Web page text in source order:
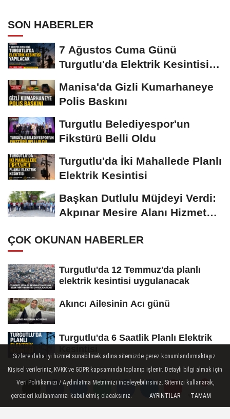
Yorumlar
Yorumlar
SON HABERLER
7 Ağustos Cuma Günü
Turgutlu'da Elektrik Kesintisi
Manisa'da Gizli Kumarhaneye
Polis Baskını
Turgutlu Belediyespor'un
Fikstürü Belli Oldu
Turgutlu'da İki Mahallede Planlı
Elektrik Kesintisi
Başkan Dutlulu Müjdeyi Verdi:
Akpınar Mesire Alanı Hizmete
ÇOK OKUNAN HABERLER
Turgutlu'da 12 Temmuz'da planlı
elektrik kesintisi uygulanacak
Akıncı Ailesinin Acı günü
Turgutlu'da 6 Saatlik Planlı Elektrik
Sizlere daha iyi hizmet sunabilmek adına sitemizde çerez konumlandırmaktayız.
Kişisel verileriniz, KVKK ve GDPR kapsamında toplanıp işlenir. Detaylı bilgi almak için
Veri Politikamızı / Aydınlatma Metnimizi inceleyebilirsiniz. Sitemizi kullanarak,
çerezleri kullanmamızı kabul etmiş olacaksınız.
AYRINTILAR TAMAM